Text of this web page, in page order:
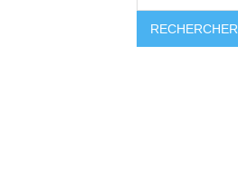
RECHERCHER